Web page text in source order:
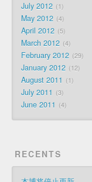
July 2012 1
May 2012 4
April 2012 5
March 2012 4
February 2012 29
January 2012 12
August 2011 1
July 2011 3
June 2011 4
RECENTS